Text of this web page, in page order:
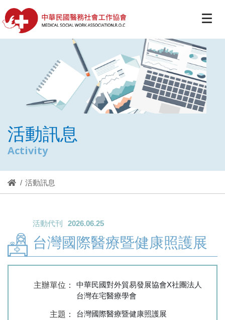
活動訊息
Activity
活動訊息
活動代刊 2026.06.25
台灣國際醫療暨健康照護展
主辦單位：
中華民國對外貿易發展協會X社團法人
台灣在宅醫療學會
主題： 台灣國際醫療暨健康照護展